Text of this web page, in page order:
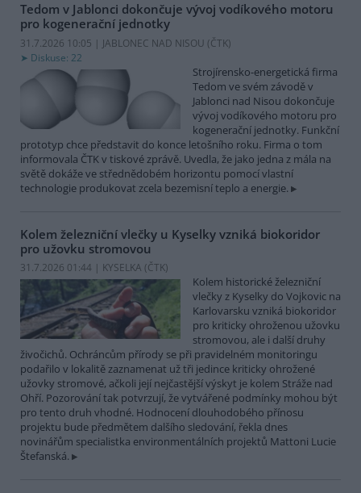
Tedom v Jablonci dokončuje vývoj vodíkového motoru
pro kogenerační jednotky
31.7.2026 10:05 | JABLONEC NAD NISOU (ČTK)
Diskuse: 22
Strojírensko-energetická firma
Tedom ve svém závodě v
Jablonci nad Nisou dokončuje
vývoj vodíkového motoru pro
kogenerační jednotky. Funkční
prototyp chce představit do konce letošního roku. Firma o tom
informovala ČTK v tiskové zprávě. Uvedla, že jako jedna z mála na
světě dokáže ve střednědobém horizontu pomocí vlastní
technologie produkovat zcela bezemisní teplo a energie.
Kolem železniční vlečky u Kyselky vzniká biokoridor
pro užovku stromovou
31.7.2026 01:44 | KYSELKA (ČTK)
Kolem historické železniční
vlečky z Kyselky do Vojkovic na
Karlovarsku vzniká biokoridor
pro kriticky ohroženou užovku
stromovou, ale i další druhy
živočichů. Ochráncům přírody se při pravidelném monitoringu
podařilo v lokalitě zaznamenat už tři jedince kriticky ohrožené
užovky stromové, ačkoli její nejčastější výskyt je kolem Stráže nad
Ohří. Pozorování tak potvrzují, že vytvářené podmínky mohou být
pro tento druh vhodné. Hodnocení dlouhodobého přínosu
projektu bude předmětem dalšího sledování, řekla dnes
novinářům specialistka environmentálních projektů Mattoni Lucie
Štefanská.